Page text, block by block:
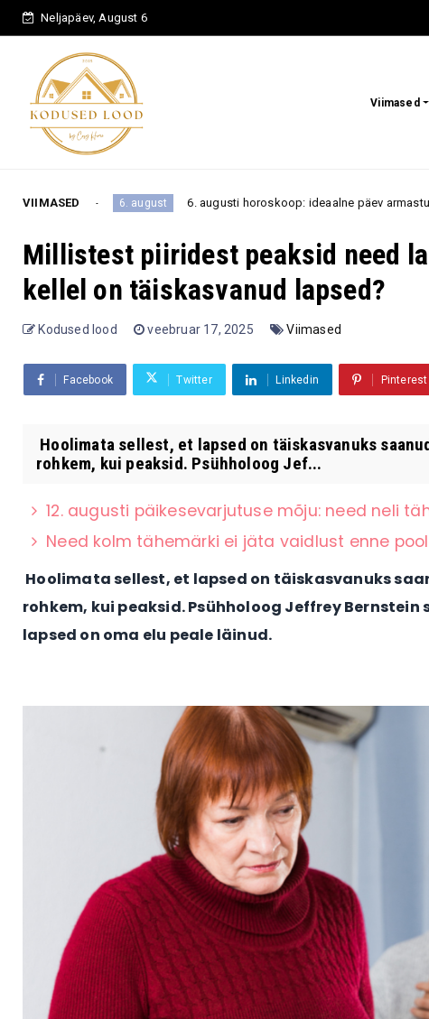
Neljapäev, August 6
Viimased
VIIMASED
6. august 6. augusti horoskoop: ideaalne päev armastuseks ja rahaasjade
Millistest piiridest peaksid need
kellel on täiskasvanud lapsed?
Kodused lood veebruar 17, 2025 Viimased
Facebook Twitter Linkedin Pinterest
Hoolimata sellest, et lapsed on täiskasvanuks
rohkem, kui peaksid. Psühholoog Jef...
12. augusti päikesevarjutuse mõju: need neli
Need kolm tähemärki ei jäta vaidlust enne
Hoolimata sellest, et lapsed on täiskasvanuks
rohkem, kui peaksid. Psühholoog Jeffrey
lapsed on oma elu peale läinud.